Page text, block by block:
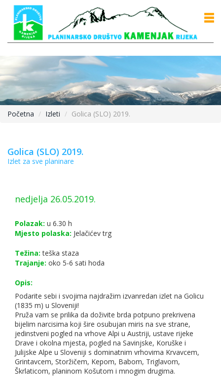
Početna Izleti Golica (SLO) 2019.
Golica (SLO) 2019.
Izlet za sve planinare
nedjelja 26.05.2019.
Polazak: u 6.30 h
Mjesto polaska: Jelačićev trg
Težina: teška staza
Trajanje: oko 5-6 sati hoda
Opis:
Podarite sebi i svojima najdražim izvanredan izlet na Golicu
(1835 m) u Sloveniji!
Pruža vam se prilika da doživite brda potpuno prekrivena
bijelim narcisima koji šire osubujan miris na sve strane,
jedinstveni pogled na vrhove Alpi u Austriji, ustave rijeke
Drave i okolna mjesta, pogled na Savinjske, Koruške i
Julijske Alpe u Sloveniji s dominatnim vrhovima Krvavcem,
Grintavcem, Storžičem, Kepom, Babom, Triglavom,
Škrlaticom, planinom Košutom i mnogim drugima.